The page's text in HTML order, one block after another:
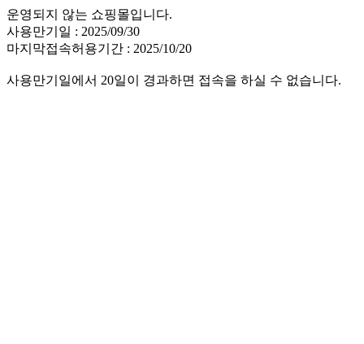
운영되지 않는 쇼핑몰입니다.
사용만기일 : 2025/09/30
마지막접속허용기간 : 2025/10/20
사용만기일에서 20일이 경과하면 접속을 하실 수 없습니다.